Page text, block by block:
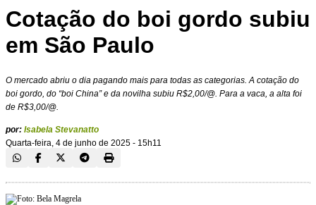
Cotação do boi gordo subiu
em São Paulo
O mercado abriu o dia pagando mais para todas as categorias. A cotação do
boi gordo, do “boi China” e da novilha subiu R$2,00/@. Para a vaca, a alta foi
de R$3,00/@.
por: Isabela Stevanatto
Quarta-feira, 4 de junho de 2025 - 15h11